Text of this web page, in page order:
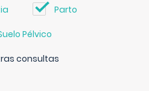
Parto
Pélvico
consultas